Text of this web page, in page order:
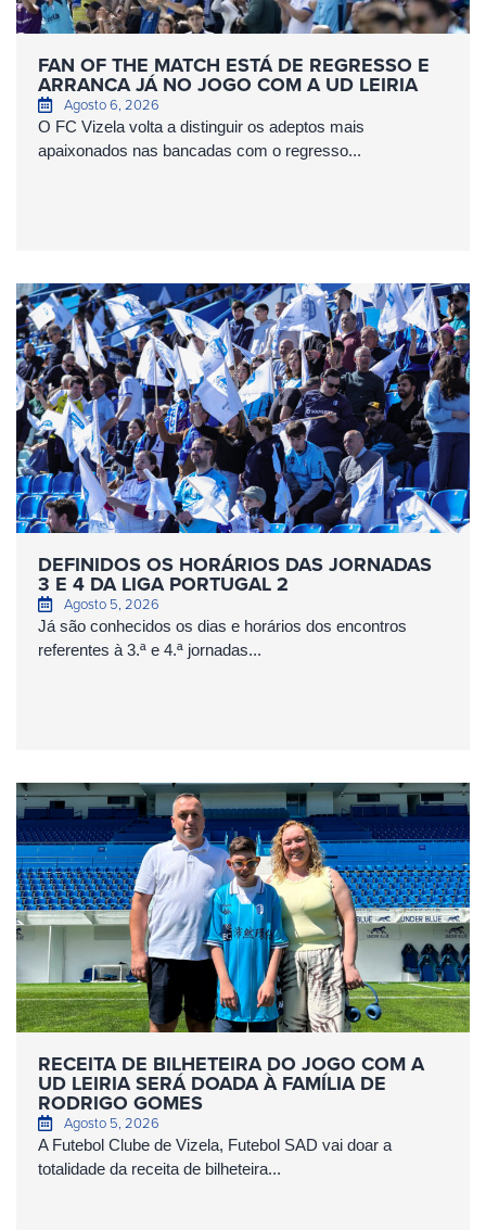
FAN OF THE MATCH ESTÁ DE REGRESSO E
ARRANCA JÁ NO JOGO COM A UD LEIRIA
Agosto 6, 2026
O FC Vizela volta a distinguir os adeptos mais
apaixonados nas bancadas com o regresso...
DEFINIDOS OS HORÁRIOS DAS JORNADAS
3 E 4 DA LIGA PORTUGAL 2
Agosto 5, 2026
Já são conhecidos os dias e horários dos encontros
referentes à 3.ª e 4.ª jornadas...
RECEITA DE BILHETEIRA DO JOGO COM A
UD LEIRIA SERÁ DOADA À FAMÍLIA DE
RODRIGO GOMES
Agosto 5, 2026
A Futebol Clube de Vizela, Futebol SAD vai doar a
totalidade da receita de bilheteira...